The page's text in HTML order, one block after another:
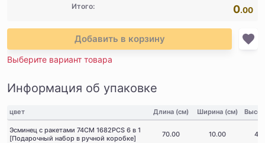
Итого: 0.00
Добавить в корзину
Выберите вариант товара
Информация об упаковке
цвет Длина (см) Ширина (см)
Эсминец с ракетами 74CM 1682PCS 6 в 1
[Подарочный набор в ручной коробке]
70.00 10.00